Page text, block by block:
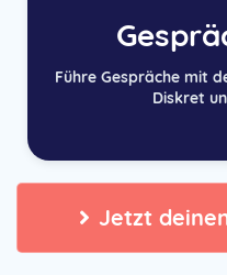
Führe Gespräche mit
Diskret
Jetzt